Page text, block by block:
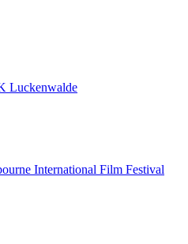
Luckenwalde
International Film Festival